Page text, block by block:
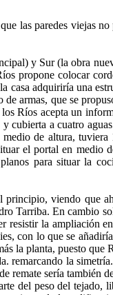
las paredes viejas
y Sur (la obra
propone colocar
adquiriría una
armas, que se
Ríos acepta un
cubierta a cuatro
de altura,
el portal en medio
para situar la
viendo que
Tarriba. En cambio
resistir la ampliación
con lo que se
la planta, puesto que
la
remate sería también
del peso del tejado,